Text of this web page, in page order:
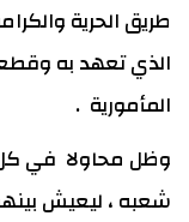
طريق الحرية
الذي تعهد به
المأمورية .
وظل محاولا في كل
شعبه ، ليعيش